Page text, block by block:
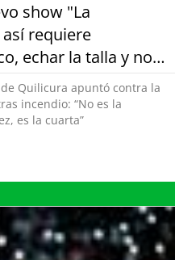
show "La
requiere
echar la talla y no
Quilicura apuntó contra la
incendio: “No es la
es la cuarta”